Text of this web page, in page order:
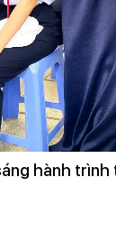
hành